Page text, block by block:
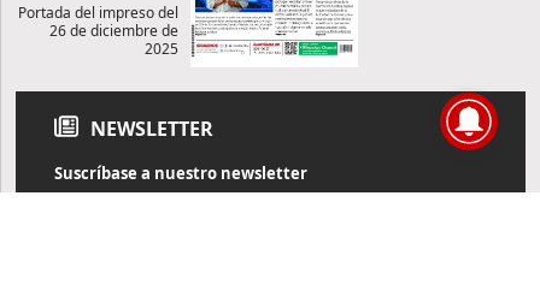
Portada del impreso del
26 de diciembre de
2025
NEWSLETTER
Suscríbase a nuestro newsletter
Reciba diariamente información de actualidad directamente en